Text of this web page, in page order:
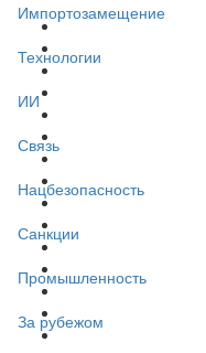
Импортозамещение
Технологии
ИИ
Связь
Нацбезопасность
Санкции
Промышленность
За рубежом